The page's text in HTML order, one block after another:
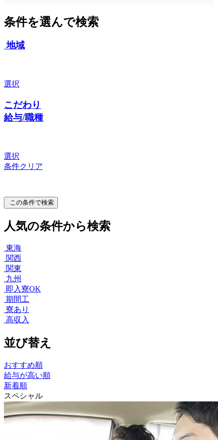
条件を選んで検索
地域
選択
こだわり
給与/職種
選択
条件クリア
この条件で検索
人気の条件から検索
東海
関西
関東
九州
即入寮OK
期間工
寮あり
高収入
並び替え
おすすめ順
給与が高い順
新着順
スペシャル